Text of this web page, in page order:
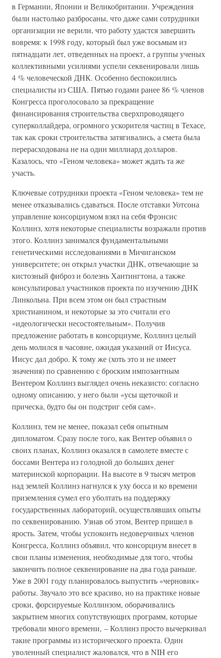
в Германии, Японии и Великобритании. Учреждения
были настолько разбросаны, что даже сами сотрудники
организации не верили, что работу удастся завершить
вовремя: к 1998 году, который был уже восьмым из
пятнадцати лет, отведенных на проект, а группы ученых
коллективными усилиями успели секвенировали лишь
4 % человеческой ДНК. Особенно беспокоились
специалисты из США. Пятью годами ранее 86 % членов
Конгресса проголосовало за прекращение
финансирования строительства сверхпроводящего
суперколлайдера, огромного ускорителя частиц в Техасе,
так как сроки строительства затягивались, а смета была
перерасходована не на один миллиард долларов.
Казалось, что «Геном человека» может ждать та же
участь.
Ключевые сотрудники проекта «Геном человека» тем не
менее отказывались сдаваться. После отставки Уотсона
управление консорциумом взял на себя Фрэнсис
Коллинз, хотя некоторые специалисты возражали против
этого. Коллинз занимался фундаментальными
генетическими исследованиями в Мичиганском
университете; он открыл участки ДНК, отвечающие за
кистозный фиброз и болезнь Хантингтона, а также
консультировал участников проекта по изучению ДНК
Линкольна. При всем этом он был страстным
христианином, и некоторые за это считали его
«идеологически несостоятельным». Получив
предложение работать в консорциуме, Коллинз целый
день молился в часовне, ожидая указаний от Иисуса.
Иисус дал добро. К тому же (хоть это и не имеет
значения) по сравнению с броским импозантным
Вентером Коллинз выглядел очень неказисто: согласно
одному описанию, у него были «усы щеточкой и
прическа, будто бы он подстриг себя сам».
Коллинз, тем не менее, показал себя опытным
дипломатом. Сразу после того, как Вентер объявил о
своих планах, Коллинз оказался в самолете вместе с
боссами Вентера из голодной до больших денег
материнской корпорации. На высоте в 9 тысяч метров
над землей Коллинз нагнулся к уху босса и ко времени
приземления сумел его уболтать на поддержку
государственных лабораторий, осуществлявших опыты
по секвенированию. Узнав об этом, Вентер пришел в
ярость. Затем, чтобы успокоить недоверчивых членов
Конгресса, Коллинз объявил, что консорциум внесет в
свои планы изменения, необходимые для того, чтобы
закончить полное секвенирование на два года раньше.
Уже в 2001 году планировалось выпустить «черновик»
работы. Звучало это все красиво, но на практике новые
сроки, форсируемые Коллинзом, оборачивались
закрытием многих сопутствующих программ, которые
требовали много времени, – Коллинз просто вычеркивал
такие программы из исторического проекта. Один
уволенный специалист жаловался, что в NIH его